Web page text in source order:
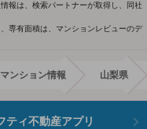
報は、検索パートナーが取得し、同社
専有面積は、マンションレビューのデ
マンション情報 山梨県
ティ不動産アプリ